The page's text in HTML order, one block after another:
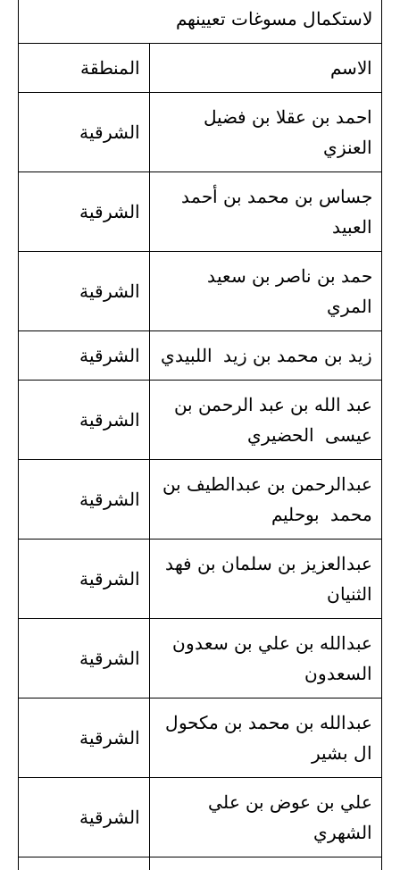
لاستكمال مسوغات تعيينهم
الاسم المنطقة
احمد بن عقلا بن فضيل
العنزي
الشرقية
جساس بن محمد بن أحمد
العبيد
الشرقية
حمد بن ناصر بن سعيد
المري
الشرقية
زيد بن محمد بن زيد اللبيدي الشرقية
عبد الله بن عبد الرحمن بن
عيسى الحضيري
الشرقية
عبدالرحمن بن عبدالطيف بن
محمد بوحليم
الشرقية
عبدالعزيز بن سلمان بن فهد
الثنيان
الشرقية
عبدالله بن علي بن سعدون
السعدون
الشرقية
عبدالله بن محمد بن مكحول
ال بشير
الشرقية
علي بن عوض بن علي
الشهري
الشرقية